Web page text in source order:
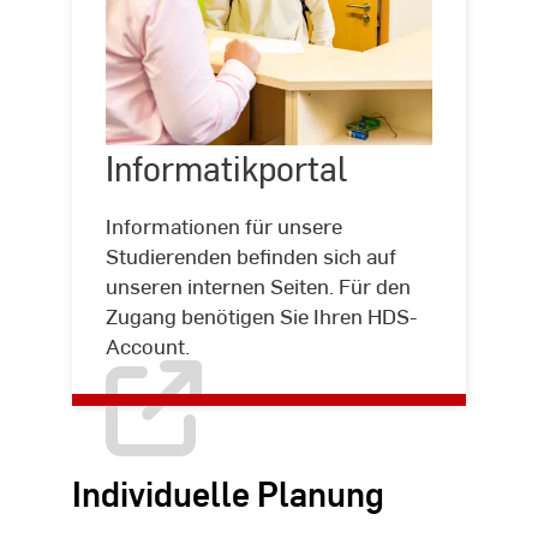
Informatikportal
Informationen für unsere
Studierenden befinden sich auf
unseren internen Seiten. Für den
Zugang benötigen Sie Ihren HDS-
Account.
Informatikportal
Individuelle Planung